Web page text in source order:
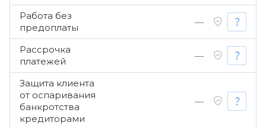
Работа без
предоплаты
—
Рассрочка
платежей
—
Защита клиента
от оспаривания
банкротства
кредиторами
—